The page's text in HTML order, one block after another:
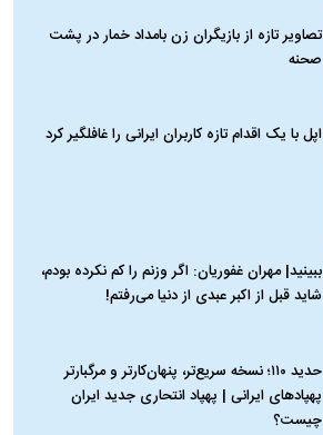
تصاویر تازه از بازیگران زن بامداد خمار در پشت
صحنه
اپل با یک اقدام تازه کاربران ایرانی را غافلگیر کرد
ببینید| مهران غفوریان: اگر وزنم را کم نکرده بودم،
شاید قبل از اکبر عبدی از دنیا می‌رفتم!
حدید ۱۱۰؛ نسخه سریع‌تر، پنهان‌کارتر و مرگبارتر
پهپادهای ایرانی | پهپاد انتحاری جدید ایران
چیست؟